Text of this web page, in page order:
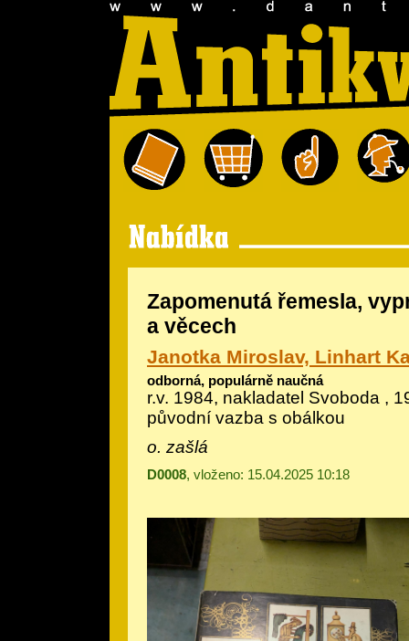
Zapomenutá řemesla,
a věcech
Janotka Miroslav, Linhart
odborná, populárně naučná
r.v. 1984, nakladatel Svoboda ,
původní vazba s obálkou
o. zašlá
D0008, vloženo: 15.04.2025 10:18